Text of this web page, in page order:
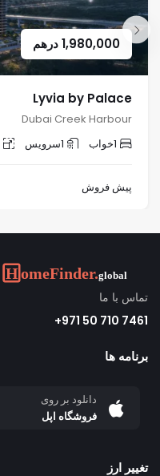
1,980,000درهم
Lyvia by Palace
Dubai Creek Harbour
1خواب 1سرویس
پیش فروش
تماس با ما
7461 710 50 971+
برنامه ها
دانلود بر روی
فروشگاه اپل
تغییر ارز